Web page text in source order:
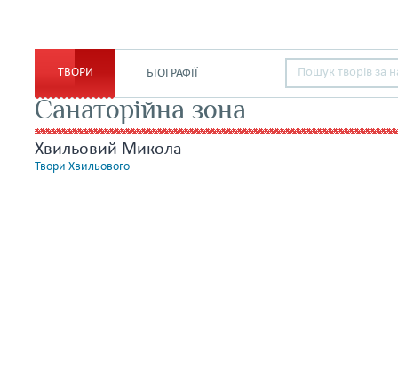
ТВОРИ БІОГРАФІЇ
Санаторійна зона
Хвильовий Микола
Твори Хвильового